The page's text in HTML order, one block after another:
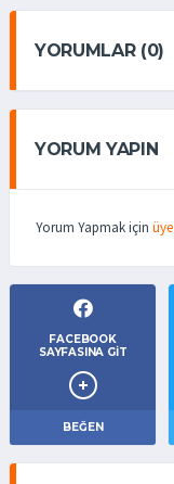
YORUMLAR (0)
YORUM YAPIN
Yorum Yapmak için
FACEBOOK
SAYFASINA GIT
BEĞEN